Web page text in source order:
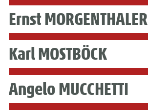
Ernst MORGENTHALER
Karl MOSTBÖCK
Angelo MUCCHETTI